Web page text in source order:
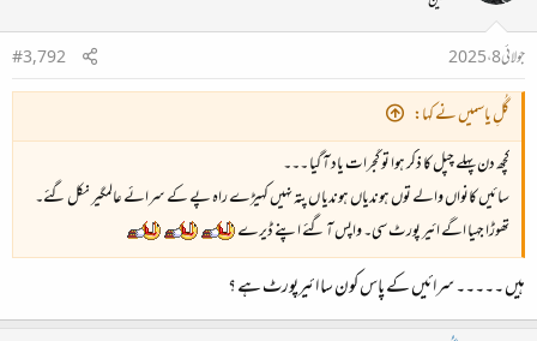
جولائی 8، 2025
#3,792
گُلِ یاسمیں نے کہا:
کچھ دن پہلے چپل کا ذکر ہوا تو گجرات یاد آ گیا ۔۔۔
سائیں کانواں والے توں ہوندیاں ہوندیا ں پتہ نہیں کہیڑے راہ پے کے سرائے عالمگیر نکل گئے۔
تھوڑا جہیا اگے ائیر پورٹ سی۔ واپس آ گئے اپنے ڈیرے
ہیں ۔۔۔۔۔ سرائیں کے پاس کون سا ائیرپورٹ ہے ؟